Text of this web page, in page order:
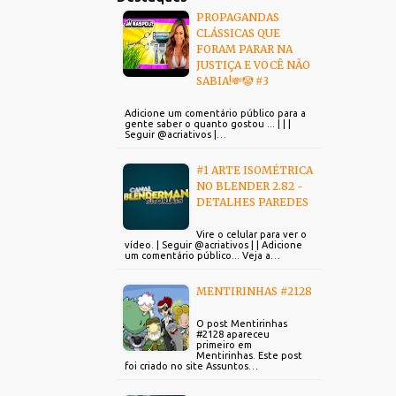
PROPAGANDAS
CLÁSSICAS QUE
FORAM PARAR NA
JUSTIÇA E VOCÊ NÃO
SABIA!💸🤡 #3
Adicione um comentário público para a
gente saber o quanto gostou ... | | |
Seguir @acriativos |…
#1 ARTE ISOMÉTRICA
NO BLENDER 2.82 -
DETALHES PAREDES
Vire o celular para ver o
vídeo. | Seguir @acriativos | | Adicione
um comentário público... Veja a…
MENTIRINHAS #2128
O post Mentirinhas
#2128 apareceu
primeiro em
Mentirinhas. Este post
foi criado no site Assuntos…